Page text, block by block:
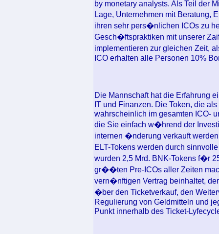
by monetary analysts. Als Teil der
Lage, Unternehmen mit Beratung,
ihren sehr pers�nlichen ICOs zu
Gesch�ftspraktiken mit unserer
implementieren zur gleichen Zeit,
ICO erhalten alle Personen 10%
Die Mannschaft hat die Erfahrung
IT und Finanzen. Die Token, die
wahrscheinlich im gesamten ICO-
die Sie einfach w�hrend der
internen �nderung verkauft
ELT-Tokens werden durch
wurden 2,5 Mrd. BNK-Tokens f�r
gr��ten Pre-ICOs aller Zeiten
vern�nftigen Vertrag beinhaltet,
�ber den Ticketverkauf, den
Regulierung von Geldmitteln und
Punkt innerhalb des Ticket-